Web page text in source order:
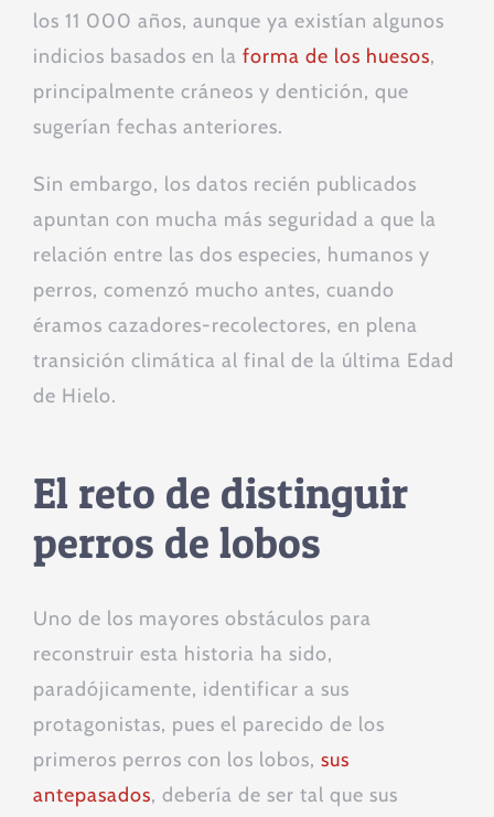
los 11 000 años, aunque ya existían algunos
indicios basados en la forma de los huesos,
principalmente cráneos y dentición, que
sugerían fechas anteriores.
Sin embargo, los datos recién publicados
apuntan con mucha más seguridad a que la
relación entre las dos especies, humanos y
perros, comenzó mucho antes, cuando
éramos cazadores-recolectores, en plena
transición climática al final de la última Edad
de Hielo.
El reto de distinguir
perros de lobos
Uno de los mayores obstáculos para
reconstruir esta historia ha sido,
paradójicamente, identificar a sus
protagonistas, pues el parecido de los
primeros perros con los lobos, sus
antepasados, debería de ser tal que sus